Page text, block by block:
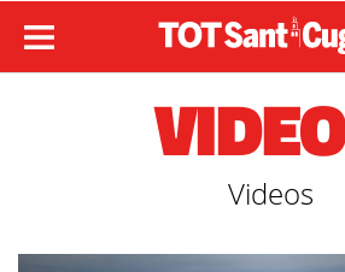
Videos